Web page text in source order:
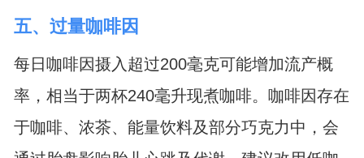
五、过量咖啡因
每日咖啡因摄入超过200毫克可能增加流产概
率，相当于两杯240毫升现煮咖啡。咖啡因存在
于咖啡、浓茶、能量饮料及部分巧克力中，会